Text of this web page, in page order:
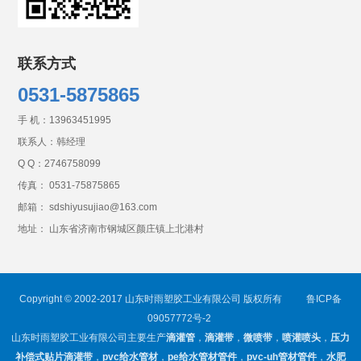
联系方式
0531-5875865
手 机： 13963451995
联系人：韩经理
Q Q： 2746758099
传真： 0531-75875865
邮箱： sdshiyusujiao@163.com
地址： 山东省济南市钢城区颜庄镇上北港村
Copyright © 2002-2017 山东时雨塑胶工业有限公司 版权所有
鲁ICP备
09057772号-2
山东时雨塑胶工业有限公司主要生产滴灌管， 滴灌带， 微喷带， 喷灌喷头， 压力
补偿式贴片滴灌带， pvc给水管材， pe给水管材管件， pvc-uh管材管件， 水肥